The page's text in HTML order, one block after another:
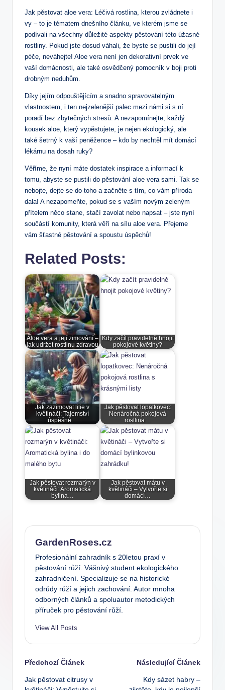
Jak pěstovat aloe vera: Léčivá rostlina, kterou zvládnete i
vy – to je tématem dnešního článku, ve kterém jsme se
podívali na všechny důležité aspekty pěstování této úžasné
rostliny. Pokud jste dosud váhali, že byste se pustili do její
péče, neváhejte! Aloe vera není jen dekorativní prvek ve
vaší domácnosti, ale také osvědčený pomocník v boji proti
drobným neduhům.
Díky jejím odpouštějícím a snadno spravovatelným
vlastnostem, i ten nejzelenější palec mezi námi si s ní
poradí bez zbytečných stresů. A nezapomínejte, každý
kousek aloe, který vypěstujete, je nejen ekologický, ale
také šetrný k vaší peněžence – kdo by nechtěl mít domácí
lékárnu na dosah ruky?
Věříme, že nyní máte dostatek inspirace a informací k
tomu, abyste se pustili do pěstování aloe vera sami. Tak se
nebojte, dejte se do toho a začněte s tím, co vám příroda
dala! A nezapomeňte, pokud se s vaším novým zeleným
přítelem něco stane, stačí zavolat nebo napsat – jste nyní
součástí komunity, která věří na sílu aloe vera. Přejeme
vám šťastné pěstování a spoustu úspěchů!
Related Posts:
Aloe vera a její zimování –
jak udržet rostlinu zdravou
Kdy začít pravidelně hnojit
pokojové květiny?
Jak zazimovat lilie v
květináči: Tajemství
úspěšné…
Jak pěstovat lopatkovec:
Nenáročná pokojová
rostlina…
Jak pěstovat rozmarýn v
květináči: Aromatická
bylina…
Jak pěstovat mátu v
květináči – Vytvořte si
domácí…
GardenRoses.cz
Profesionální zahradník s 20letou praxí v
pěstování růží. Vášnivý student ekologického
zahradničení. Specializuje se na historické
odrůdy růží a jejich zachování. Autor mnoha
odborných článků a spoluautor metodických
příruček pro pěstování růží.
View All Posts
Post
navigation
Předchozí Článek
Jak pěstovat citrusy v
Následující Článek
Kdy sázet habry –